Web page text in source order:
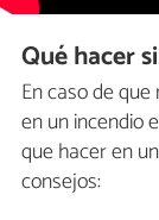
Qué hacer
En caso de
en un incendio
que hacer en
consejos: